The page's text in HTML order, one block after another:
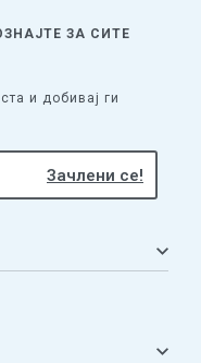
ЗА СИТЕ
и добивај ги